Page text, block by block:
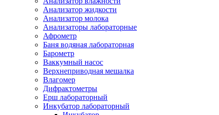
Анализатор жидкости
Анализатор молока
Анализаторы лабораторные
Афрометр
Баня водяная лабораторная
Барометр
Ваккумный насос
Верхнеприводная мешалка
Влагомер
Дифрактометры
Ерш лабораторный
Инкубатор лабораторный